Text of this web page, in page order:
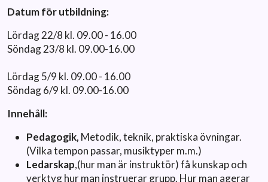
Datum för utbildning:
Lördag 22/8 kl. 09.00 - 16.00
Söndag 23/8 kl. 09.00-16.00
Lördag 5/9 kl. 09.00 - 16.00
Söndag 6/9 kl. 09.00-16.00
Innehåll:
Pedagogik, Metodik, teknik, praktiska övningar.
(Vilka tempon passar, musiktyper m.m.)
Ledarskap,(hur man är instruktör) få kunskap och
verktyg hur man instruerar grupp. Hur man agerar